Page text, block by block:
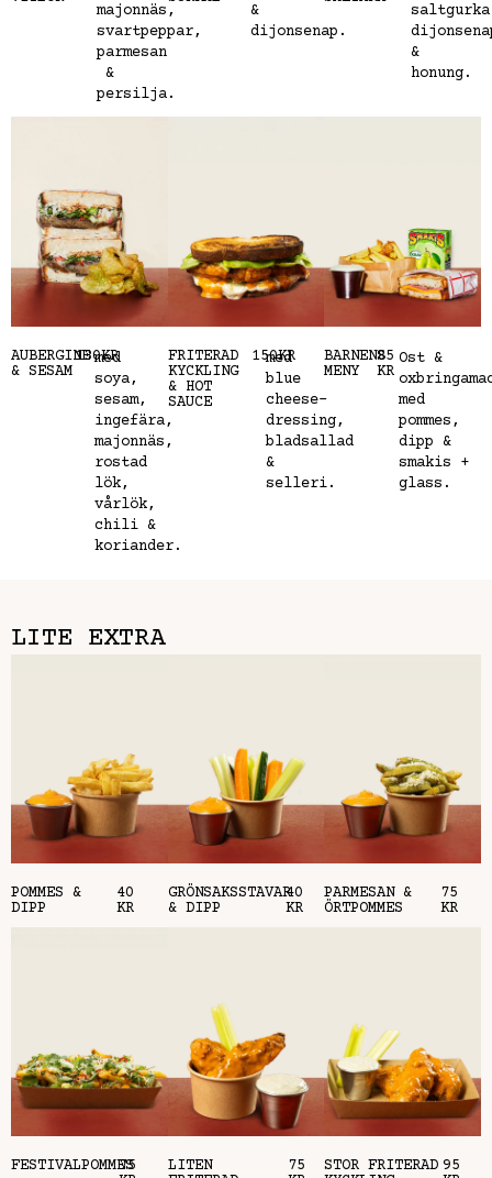
majonnäs,
svartpeppar,
parmesan
&
persilja.
&
dijonsenap.
&
honung.
AUBERGINE
& SESAM
130KR
med
soya,
sesam,
ingefära,
majonnäs,
rostad
lök,
vårlök,
chili &
koriander.
FRITERAD
KYCKLING
& HOT
SAUCE
150KR
med
blue
cheese-
dressing,
bladsallad
&
selleri.
BARNENS
MENY
85
KR
Ost &
med
pommes,
dipp &
smakis +
glass.
LITE EXTRA
POMMES &
DIPP
40
KR
GRÖNSAKSSTAVAR
& DIPP
40
KR
PARMESAN &
ÖRTPOMMES
75
KR
FESTIVALPOMMES
75
LITEN
75
STOR FRITERAD 95